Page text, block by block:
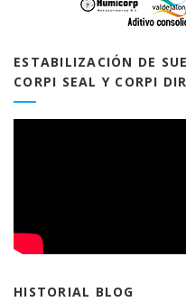
ESTABILIZACIÓN DE
CORPI SEAL Y CORPI
HISTORIAL BLOG